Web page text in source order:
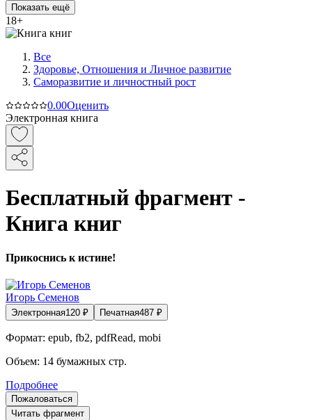
Показать ещё
18+
Все
Здоровье, Отношения и Личное развитие
Саморазвитие и личностный рост
0.00Оценить
Электронная книга
Бесплатный фрагмент -
Книга книг
Прикоснись к истине!
Игорь Семенов
Электронная120 ₽ Печатная487 ₽
Формат: epub, fb2, pdfRead, mobi
Объем: 14 бумажных стр.
Подробнее
Пожаловаться
Читать фрагмент